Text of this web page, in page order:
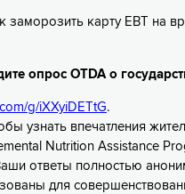
заморозить карту EBT на
опрос OTDA о
g/iXXyiDETtG.
узнать впечатления
Nutrition Assistance
ответы полностью
для